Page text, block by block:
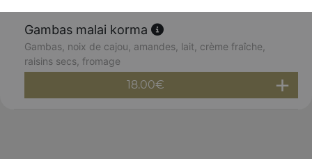
Gambas malai korma
Gambas, noix de cajou, amandes, lait, crème fraîche,
raisins secs, fromage
18.00€